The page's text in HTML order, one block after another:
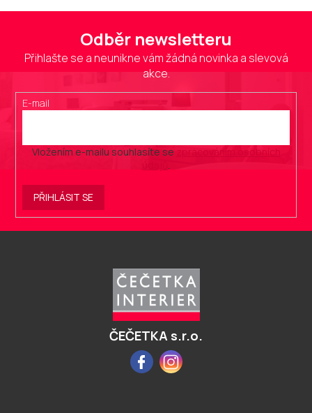
Odběr newsletteru
Přihlašte se a neunikne vám žádná novinka a slevová
akce.
E-mail
Vložením e-mailu souhlasíte se zpracováním osobních
.
PŘIHLÁSIT SE
ČEČETKA s.r.o.
FacebookInstagram